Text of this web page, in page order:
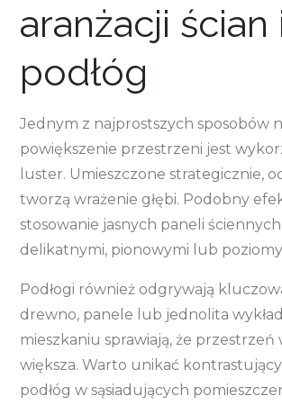
aranżacji ścian
podłóg
Jednym z najprostszych sposobów
powiększenie przestrzeni jest
luster. Umieszczone strategicznie,
tworzą wrażenie głębi. Podobny
stosowanie jasnych paneli
delikatnymi, pionowymi lub
Podłogi również odgrywają
drewno, panele lub jednolita
mieszkaniu sprawiają, że przestrzeń
większa. Warto unikać
podłóg w sąsiadujących